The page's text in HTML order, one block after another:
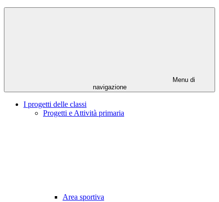
Menu di
navigazione
I progetti delle classi
Progetti e Attività primaria
Area sportiva